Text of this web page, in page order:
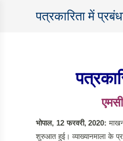
पत्रकारिता में
भोपाल, 12फरवरी, 2020:
शुरुआत हुई। व्याख्यानमाला के